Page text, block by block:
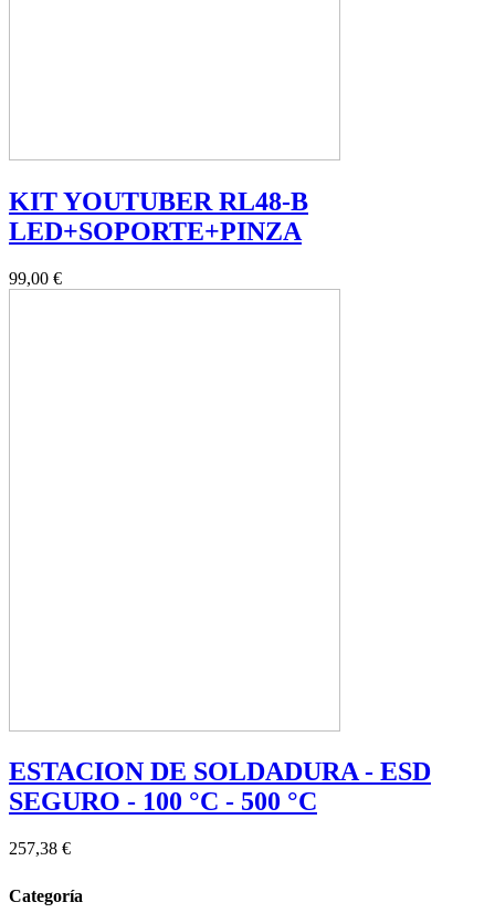
KIT YOUTUBER RL48-B
LED+SOPORTE+PINZA
99,00 €
ESTACION DE SOLDADURA - ESD
SEGURO - 100 °C - 500 °C
257,38 €
Categoría